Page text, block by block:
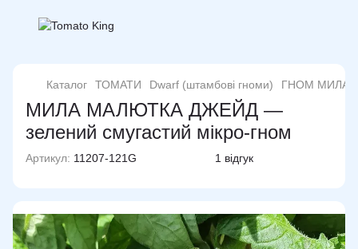
Каталог ТОМАТИ Dwarf (штамбові гноми) ГНОМ МИЛА
МИЛА МАЛЮТКА ДЖЕЙД —
зелений смугастий мікро-гном
Артикул: 11207-121G 1 відгук